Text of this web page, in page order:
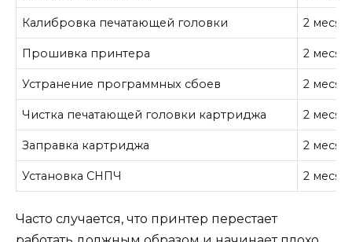
Калибровка печатающей головки 2
Прошивка принтера 2
Устранение программных сбоев 2
Чистка печатающей головки картриджа 2
Заправка картриджа 2
Установка СНПЧ 2
Часто случается, что принтер перестает